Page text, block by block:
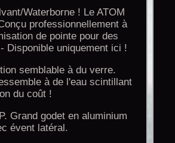
Waterborne ! Le ATOM
professionnellement à
de pointe pour des
Disponible uniquement ici !
semblable à du verre.
à de l'eau scintillant
du coût !
Grand godet en aluminium
évent latéral.